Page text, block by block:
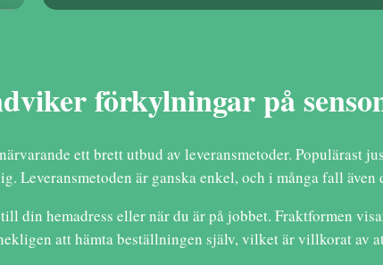
förkylningar på
ett brett utbud av leveransmetoder. Populärast
Leveransmetoden är ganska enkel, och i många fall
din hemadress eller när du är på jobbet. Fraktformen
att hämta beställningen själv, vilket är villkorat av